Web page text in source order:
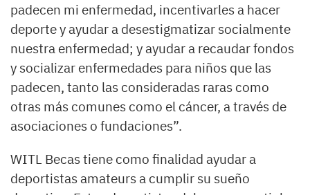
padecen mi enfermedad, incentivarles a hacer
deporte y ayudar a desestigmatizar socialmente
nuestra enfermedad; y ayudar a recaudar fondos
y socializar enfermedades para niños que las
padecen, tanto las consideradas raras como
otras más comunes como el cáncer, a través de
asociaciones o fundaciones”.
WITL Becas tiene como finalidad ayudar a
deportistas amateurs a cumplir su sueño